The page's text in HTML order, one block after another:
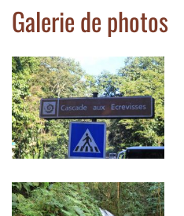
Galerie de photos